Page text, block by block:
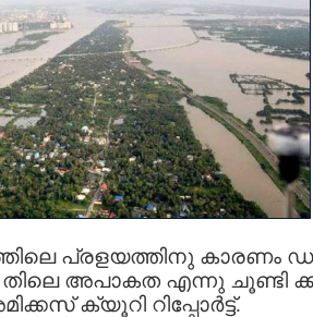
പ്രളയത്തിനു കാരണം
തിലെ അപാകത എന്നു ചൂണ്ടി
ക്യൂറി റിപ്പോർട്ട്.